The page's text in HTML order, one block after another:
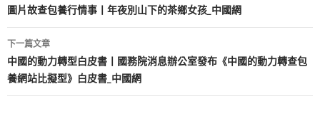
章
導
覽
圖片故查包養行情事丨年夜別山下的茶鄉女孩_中國網
下一篇文章
中國的動力轉型白皮書丨國務院消息辦公室發布《中國的動力轉查包
養網站比擬型》白皮書_中國網